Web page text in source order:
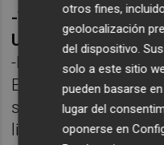
-Volviendo al avión,
UE la figura del
-Desde la Comisión
EEUU, se entiende
sería perfecta si los
liberalización solo
otros fines,
geolocalización
del dispositivo.
solo a este sitio
pueden basarse
lugar del
oponerse en